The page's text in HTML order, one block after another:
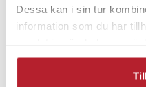
Dessa kan i sin tur
information som du har
Fritid & Leksaker